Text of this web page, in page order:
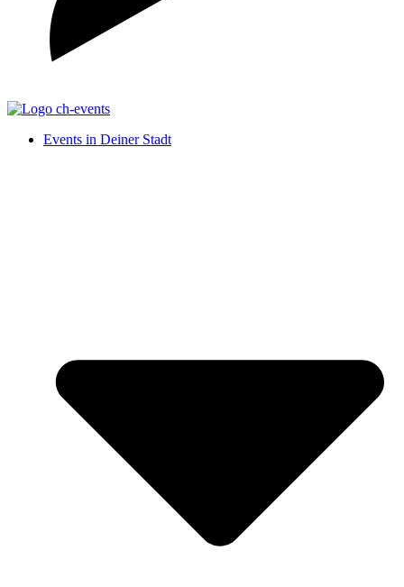
Events in Deiner Stadt